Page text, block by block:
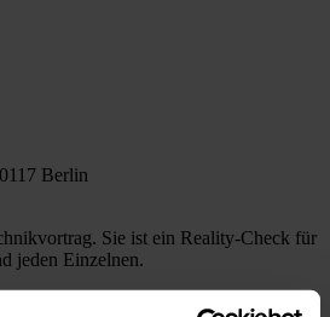
Berlin
Sie ist ein Reality-Check für
jeden Einzelnen.